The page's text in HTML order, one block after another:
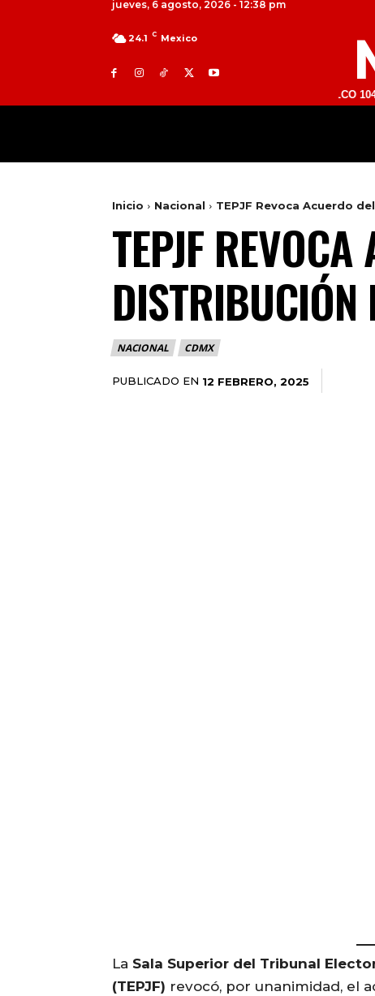
jueves, 6 agosto, 2026 - 12:38 pm
24.1 C Mexico
TOLUCA 98.9 FM | ATLACOMULCO 104.7
Inicio Nacional TEPJF Revoca Acuerdo
TEPJF
DISTRIBUCIÓN
NACIONAL CDMX
PUBLICADO EN 12 FEBRERO, 2025
La Sala Superior del Tribunal
(TEPJF) revocó, por unanimidad, el